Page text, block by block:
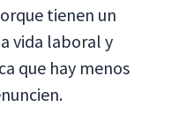
tienen un
vida laboral y
que hay menos